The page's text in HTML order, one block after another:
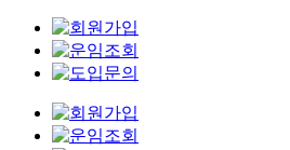
Skip
content